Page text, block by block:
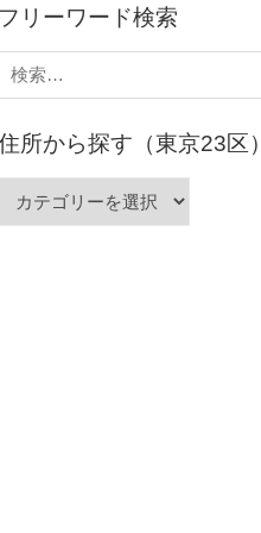
フリーワード検索
検
索:
所から探す（東京23区）